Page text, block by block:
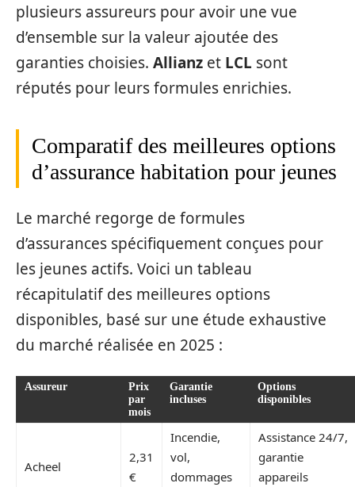
plusieurs assureurs pour avoir une vue
d’ensemble sur la valeur ajoutée des
garanties choisies. Allianz et LCL sont
réputés pour leurs formules enrichies.
Comparatif des meilleures options
d’assurance habitation pour jeunes
Le marché regorge de formules
d’assurances spécifiquement conçues pour
les jeunes actifs. Voici un tableau
récapitulatif des meilleures options
disponibles, basé sur une étude exhaustive
du marché réalisée en 2025 :
Assureur
Prix
par
mois
Garantie
incluses
Options
disponibles
Acheel
2,31
€
Incendie,
vol,
dommages
Assistance 24/7,
garantie
appareils